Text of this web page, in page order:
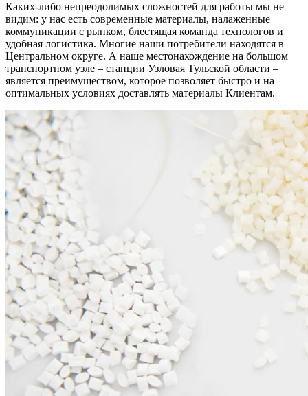
Каких-либо непреодолимых сложностей для работы мы не
видим: у нас есть современные материалы, налаженные
коммуникации с рынком, блестящая команда технологов и
удобная логистика. Многие наши потребители находятся в
Центральном округе. А наше местонахождение на большом
транспортном узле – станции Узловая Тульской области –
является преимуществом, которое позволяет быстро и на
оптимальных условиях доставлять материалы Клиентам.